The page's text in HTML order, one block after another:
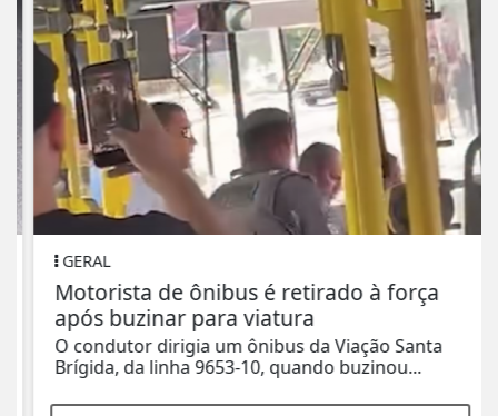
GERAL
Motorista de ônibus é retirado à força
após buzinar para viatura
O condutor dirigia um ônibus da Viação Santa
Brígida, da linha 9653-10, quando buzinou...